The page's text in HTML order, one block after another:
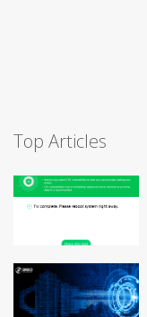
Top Articles